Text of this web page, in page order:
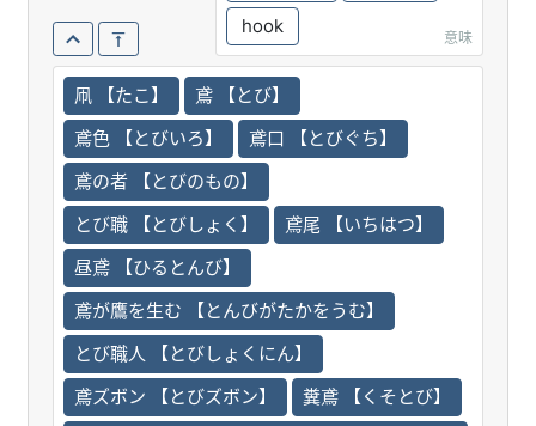
hook
意味
凧 【たこ】
鳶 【とび】
鳶色 【とびいろ】
鳶口 【とびぐち】
鳶の者 【とびのもの】
とび職 【とびしょく】
鳶尾 【いちはつ】
昼鳶 【ひるとんび】
鳶が鷹を生む 【とんびがたかをうむ】
とび職人 【とびしょくにん】
鳶ズボン 【とびズボン】
糞鳶 【くそとび】